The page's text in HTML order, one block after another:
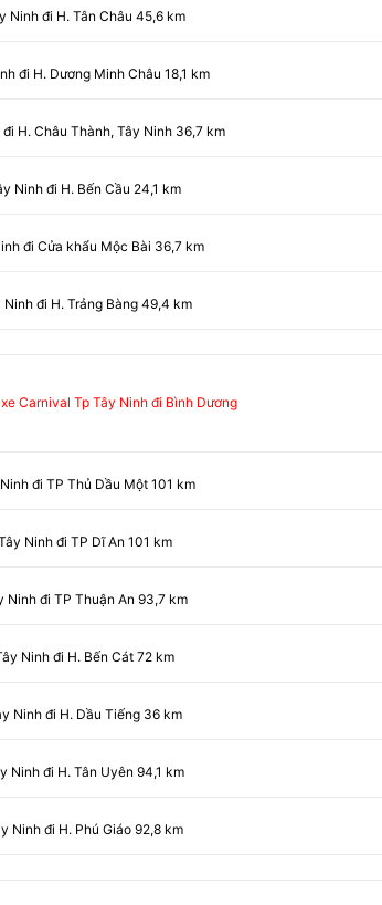
Ninh đi H. Tân Châu 45,6 km
đi H. Dương Minh Châu 18,1 km
H. Châu Thành, Tây Ninh 36,7 km
Ninh đi H. Bến Cầu 24,1 km
đi Cửa khẩu Mộc Bài 36,7 km
Ninh đi H. Trảng Bàng 49,4 km
Carnival Tp Tây Ninh đi Bình Dương
đi TP Thủ Dầu Một 101 km
Ninh đi TP Dĩ An 101 km
Ninh đi TP Thuận An 93,7 km
Ninh đi H. Bến Cát 72 km
Ninh đi H. Dầu Tiếng 36 km
Ninh đi H. Tân Uyên 94,1 km
Ninh đi H. Phú Giáo 92,8 km